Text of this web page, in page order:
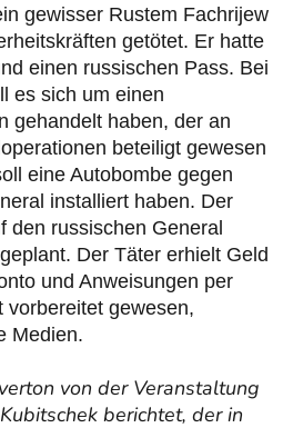
gewisser Rustem Fachrijew
getötet. Er hatte
einen russischen Pass. Bei
es sich um einen
gehandelt haben, der an
beteiligt gewesen
eine Autobombe gegen
installiert haben. Der
den russischen General
Der Täter erhielt Geld
und Anweisungen per
vorbereitet gewesen,
Medien.
von der Veranstaltung
berichtet, der in